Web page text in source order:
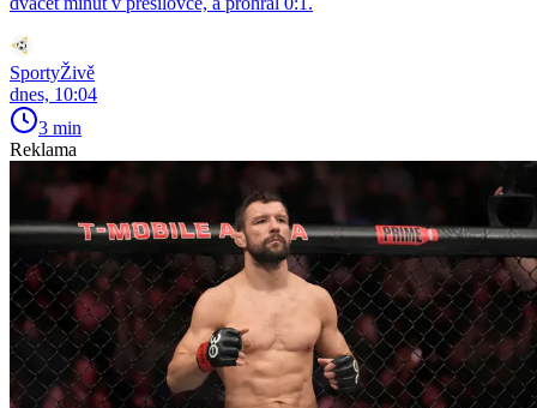
SportyŽivě
dnes, 10:04
3 min
Reklama